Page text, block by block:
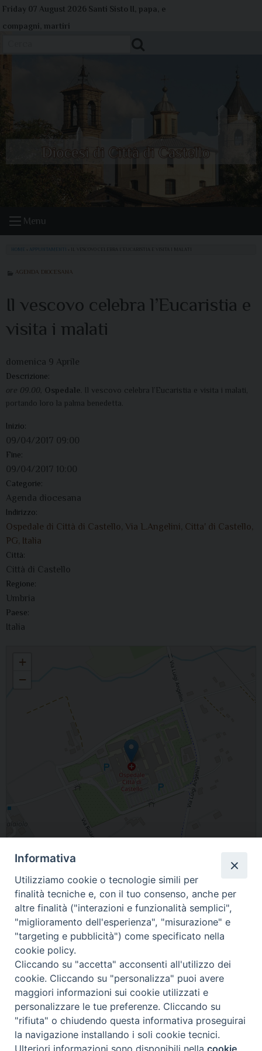
Skip
Friday 07 August 2026 Santi Sisto II, papa, e
compagni, martiri
Menu
HOME APPUNTAMENTI
AGENDA DIOCESANA
Il vescovo celebra l’Eucaristia e
visita i malati
domenica 9 Aprile
Descrizione:
ore 09.00, Ospedale Il vescovo celebra l’Eucaristia e visita i malati,
portando loro la palma benedetta.
Inizio:
09/04/2017 09:00
Fine:
09/04/2017 10:00
Categorie:
Agenda diocesana
Indirizzo:
Ospedale di Città di Castello, Via L.Angelini, Citta' di Castello,
PG, Italia
Città:
Città di Castello
Regione:
Umbria
Paese:
Italia
+
−
| Map data © OpenStreetMap
Ospedale di Città di Castello, Via L.Angelini, Citta' di Castello, PG,
Italia
© 2021 Diocesi di Città di Castello.
Informativa
Utilizziamo cookie o tecnologie simili per
finalità tecniche e, con il tuo consenso, anche per
altre finalità ("interazioni e funzionalità semplici",
"miglioramento dell'esperienza", "misurazione" e
"targeting e pubblicità") come specificato nella
cookie policy.
Cliccando su "accetta" acconsenti all'utilizzo dei
cookie. Cliccando su "personalizza" puoi avere
maggiori informazioni sui cookie utilizzati e
personalizzare le tue preferenze. Cliccando su
"rifiuta" o chiudendo questa informativa proseguirai
la navigazione installando i soli cookie tecnici.